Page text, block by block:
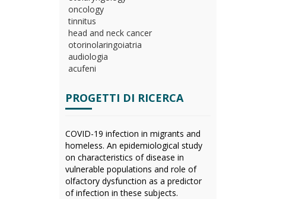
oncology
tinnitus
head and neck cancer
otorinolaringoiatria
audiologia
acufeni
PROGETTI DI RICERCA
COVID-19 infection in migrants and
homeless. An epidemiological study
on characteristics of disease in
vulnerable populations and role of
olfactory dysfunction as a predictor
of infection in these subjects.